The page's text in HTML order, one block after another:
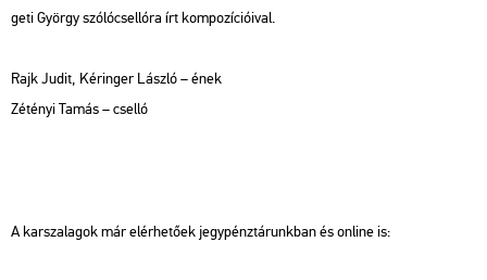
ge­ti György szó­ló­csel­ló­ra írt kom­po­zí­ci­ó­i­val.
Rajk Judit, Kér­in­ger Lász­ló – ének
Zét­ényi Tamás – csel­ló
A kar­sza­la­gok már el­ér­he­tő­ek jegy­pénz­tá­runk­ban és on­line is: